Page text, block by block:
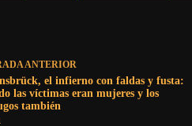
ANTERIOR
el infierno con faldas y fusta:
las víctimas eran mujeres y los
también